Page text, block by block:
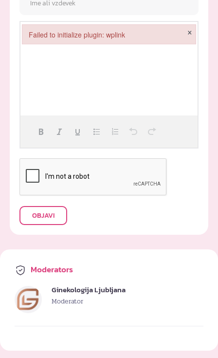
OBJAVI
Moderators
Ginekologija Ljubljana
Moderator
Failed to initialize plugin: wplink ×
Failed to initialize plugin: wplink